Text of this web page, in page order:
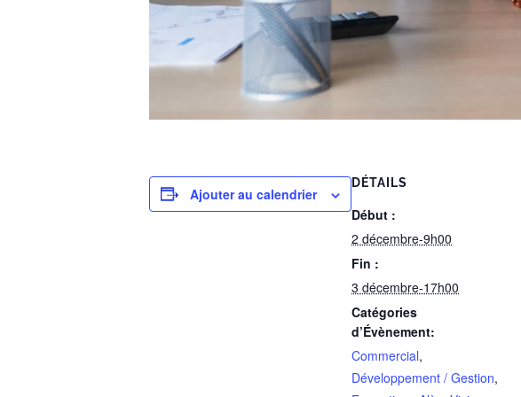
Ajouter au calendrier
DÉTAILS
Début :
2 décembre-9h00
Fin :
3 décembre-17h00
Catégories
d’Évènement:
Commercial,
Développement / Gestion,